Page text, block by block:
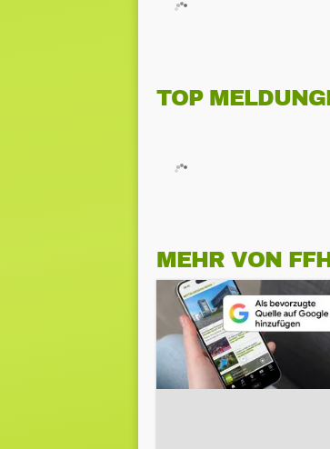
TOP
MEHR VON